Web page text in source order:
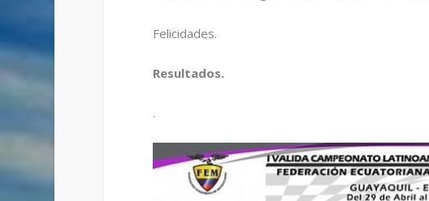
Felicidades.
Resultados.
.